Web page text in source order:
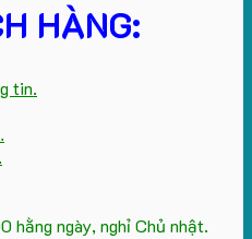
HÀNG:
tin.
hằng ngày, nghỉ Chủ nhật.